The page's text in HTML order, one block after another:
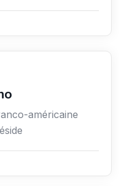
américaine